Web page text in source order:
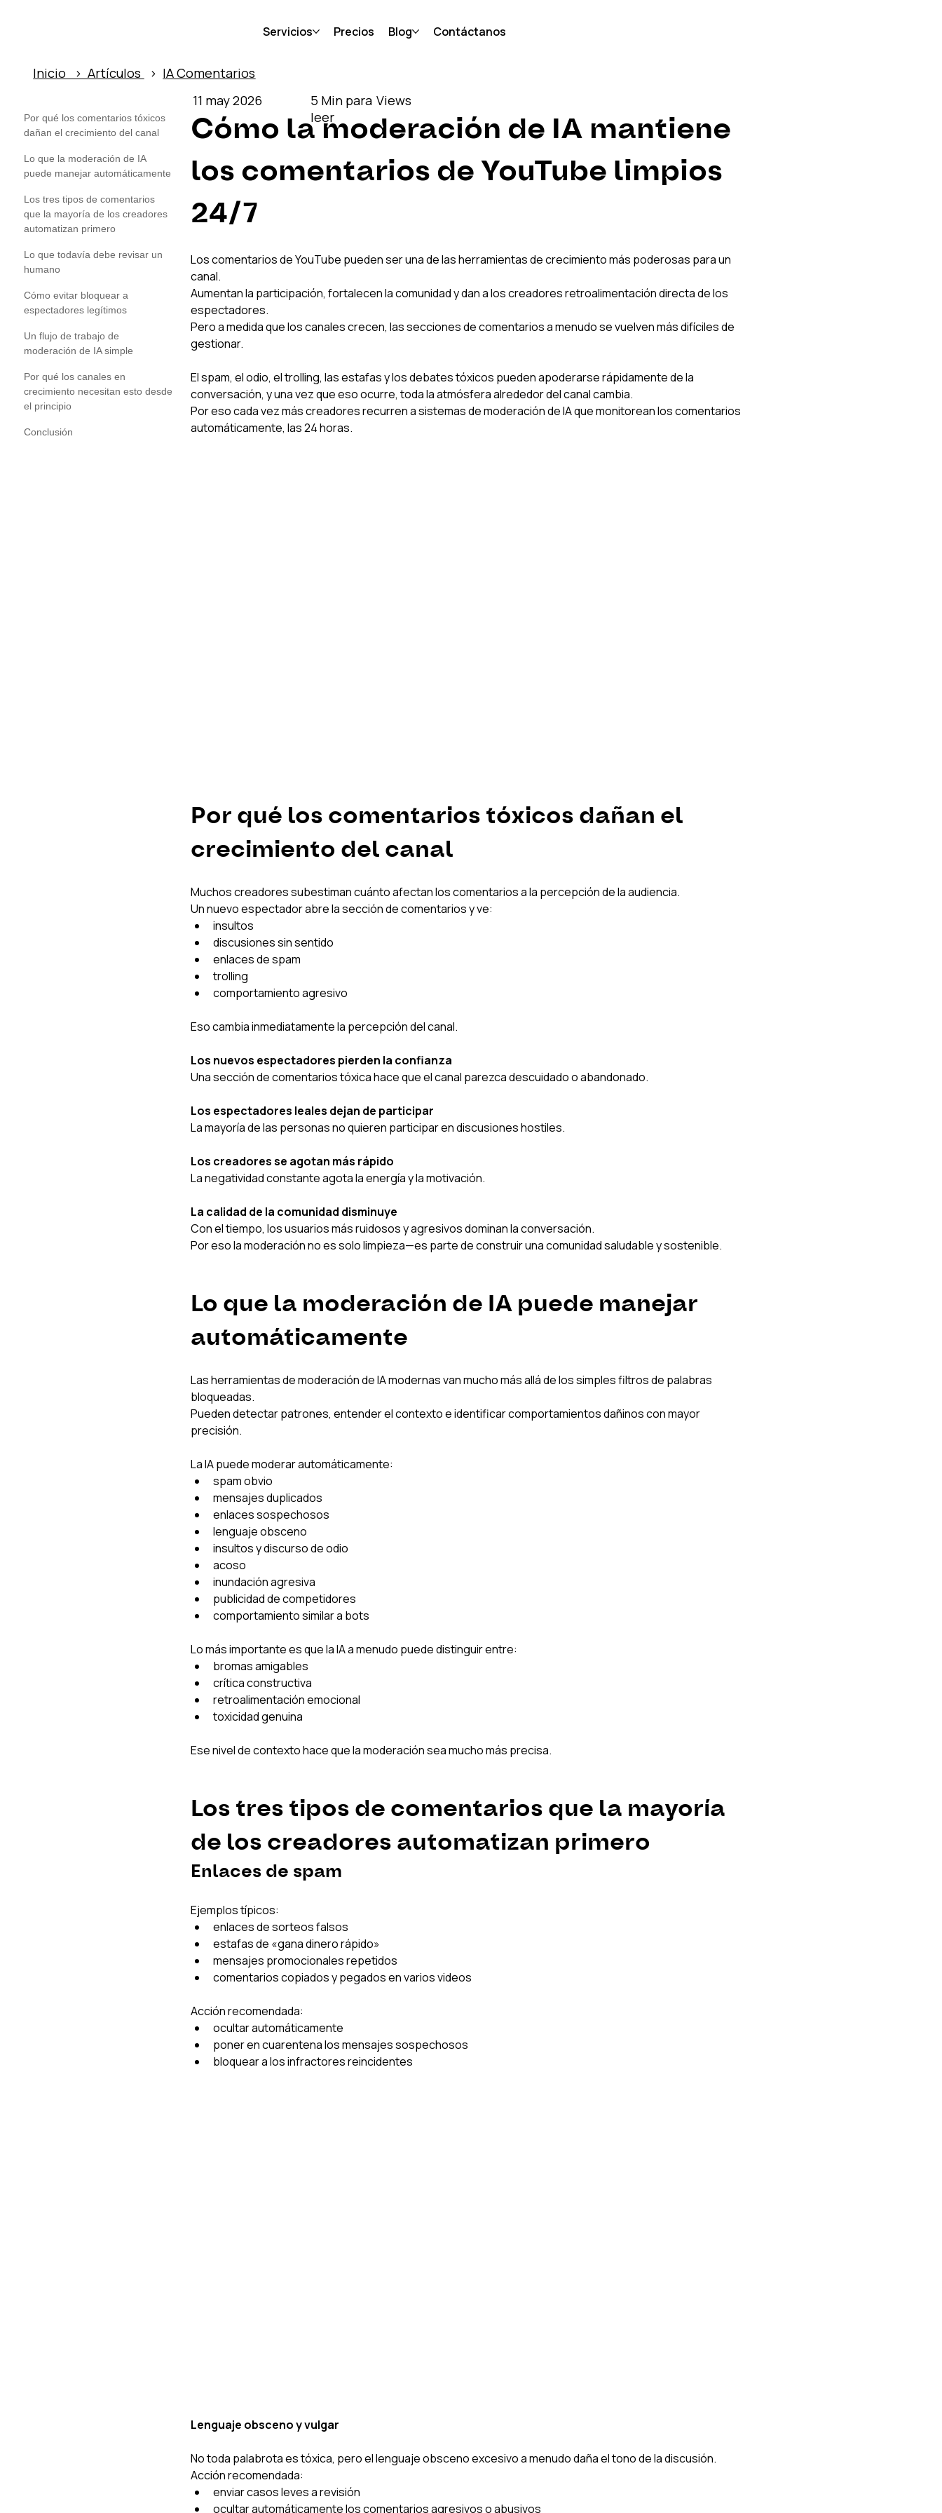
Servicios Precios Blog Contáctanos
Inicio › Artículos › IA Comentarios
Cómo la moderación de IA mantiene
los comentarios de YouTube limpios
24/7
Los comentarios de YouTube pueden ser una de las herramientas de crecimiento más poderosas para un
canal.
Aumentan la participación, fortalecen la comunidad y dan a los creadores retroalimentación directa de los
espectadores.
Pero a medida que los canales crecen, las secciones de comentarios a menudo se vuelven más difíciles de
gestionar.
El spam, el odio, el trolling, las estafas y los debates tóxicos pueden apoderarse rápidamente de la
conversación, y una vez que eso ocurre, toda la atmósfera alrededor del canal cambia.
Por eso cada vez más creadores recurren a sistemas de moderación de IA que monitorean los comentarios
automáticamente, las 24 horas.
Por qué los comentarios tóxicos dañan el
crecimiento del canal
Muchos creadores subestiman cuánto afectan los comentarios a la percepción de la audiencia.
Un nuevo espectador abre la sección de comentarios y ve:
insultos
discusiones sin sentido
enlaces de spam
trolling
comportamiento agresivo
Eso cambia inmediatamente la percepción del canal.
Los nuevos espectadores pierden la confianza
Una sección de comentarios tóxica hace que el canal parezca descuidado o abandonado.
Los espectadores leales dejan de participar
La mayoría de las personas no quieren participar en discusiones hostiles.
Los creadores se agotan más rápido
La negatividad constante agota la energía y la motivación.
La calidad de la comunidad disminuye
Con el tiempo, los usuarios más ruidosos y agresivos dominan la conversación.
Por eso la moderación no es solo limpieza—es parte de construir una comunidad saludable y sostenible.
Lo que la moderación de IA puede manejar
automáticamente
Las herramientas de moderación de IA modernas van mucho más allá de los simples filtros de palabras
bloqueadas.
Pueden detectar patrones, entender el contexto e identificar comportamientos dañinos con mayor
precisión.
La IA puede moderar automáticamente:
spam obvio
mensajes duplicados
enlaces sospechosos
lenguaje obsceno
insultos y discurso de odio
acoso
inundación agresiva
publicidad de competidores
comportamiento similar a bots
Lo más importante es que la IA a menudo puede distinguir entre:
bromas amigables
crítica constructiva
retroalimentación emocional
toxicidad genuina
Ese nivel de contexto hace que la moderación sea mucho más precisa.
Los tres tipos de comentarios que la mayoría
de los creadores automatizan primero
Enlaces de spam
Ejemplos típicos:
enlaces de sorteos falsos
estafas de «gana dinero rápido»
mensajes promocionales repetidos
comentarios copiados y pegados en varios videos
Acción recomendada:
ocultar automáticamente
poner en cuarentena los mensajes sospechosos
bloquear a los infractores reincidentes
Lenguaje obsceno y vulgar
No toda palabrota es tóxica, pero el lenguaje obsceno excesivo a menudo daña el tono de la discusión.
Acción recomendada:
enviar casos leves a revisión
ocultar automáticamente los comentarios agresivos o abusivos
11 may 2026
5 Min para
leer
Views
Por qué los comentarios tóxicos
dañan el crecimiento del canal
Lo que la moderación de IA
puede manejar automáticamente
Los tres tipos de comentarios
que la mayoría de los creadores
automatizan primero
Lo que todavía debe revisar un
humano
Cómo evitar bloquear a
espectadores legítimos
Un flujo de trabajo de
moderación de IA simple
Por qué los canales en
crecimiento necesitan esto desde
el principio
Conclusión